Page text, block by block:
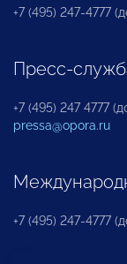
+7 (495) 247-4777
Пресс-
+7 (495) 247 4777
pressa@opora.ru
+7 (495) 247-4777